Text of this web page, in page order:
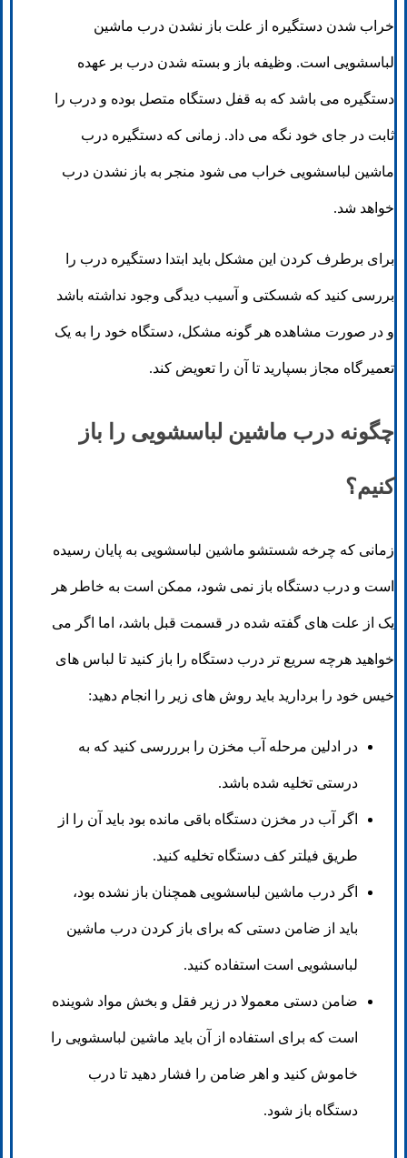
خراب شدن دستگیره از علت باز نشدن درب ماشین
لباسشویی است. وظیفه باز و بسته شدن درب بر عهده
دستگیره می باشد که به قفل دستگاه متصل بوده و درب را
ثابت در جای خود نگه می داد. زمانی که دستگیره درب
ماشین لباسشویی خراب می شود منجر به باز نشدن درب
خواهد شد.
برای برطرف کردن این مشکل باید ابتدا دستگیره درب را
بررسی کنید که شسکتی و آسیب دیدگی وجود نداشته باشد
و در صورت مشاهده هر گونه مشکل، دستگاه خود را به یک
تعمیرگاه مجاز بسپارید تا آن را تعویض کند.
چگونه درب ماشین لباسشویی را باز
کنیم؟
زمانی که چرخه شستشو ماشین لباسشویی به پایان رسیده
است و درب دستگاه باز نمی شود، ممکن است به خاطر هر
یک از علت های گفته شده در قسمت قبل باشد، اما اگر می
خواهید هرچه سریع تر درب دستگاه را باز کنید تا لباس های
خیس خود را بردارید باید روش های زیر را انجام دهید:
در ادلین مرحله آب مخزن را برررسی کنید که به
درستی تخلیه شده باشد.
اگر آب در مخزن دستگاه باقی مانده بود باید آن را از
طریق فیلتر کف دستگاه تخلیه کنید.
اگر درب ماشین لباسشویی همچنان باز نشده بود،
باید از ضامن دستی که برای باز کردن درب ماشین
لباسشویی است استفاده کنید.
ضامن دستی معمولا در زیر فقل و بخش مواد شوینده
است که برای استفاده از آن باید ماشین لباسشویی را
خاموش کنید و اهر ضامن را فشار دهید تا درب
دستگاه باز شود.